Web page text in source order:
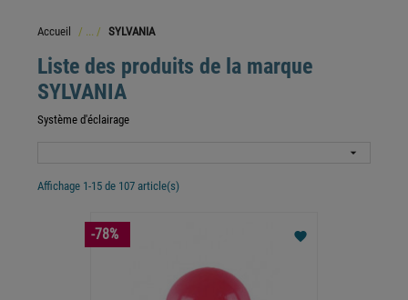
Accueil SYLVANIA
Liste des produits de la marque
SYLVANIA
Système d'éclairage

Affichage 1-15 de 107 article(s)
favorite
-78%